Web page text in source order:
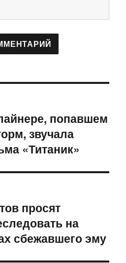
попавшем
звучала
«Титаник»
просят
на
сбежавшего эму